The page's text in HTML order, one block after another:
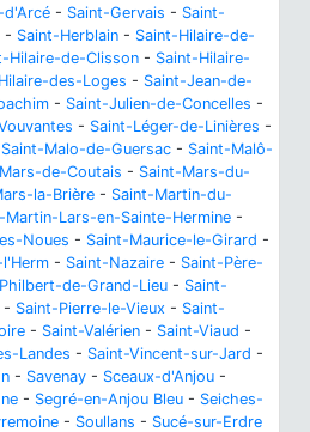
d'Arcé - Saint-Gervais - Saint-
- Saint-Herblain - Saint-Hilaire-de-
Hilaire-de-Clisson - Saint-Hilaire-
des-Loges - Saint-Jean-de-
- Saint-Julien-de-Concelles -
- Saint-Léger-de-Linières -
Saint-Malo-de-Guersac - Saint-Malô-
de-Coutais - Saint-Mars-du-
la-Brière - Saint-Martin-du-
Martin-Lars-en-Sainte-Hermine -
Noues - Saint-Maurice-le-Girard -
- Saint-Nazaire - Saint-Père-
de-Grand-Lieu - Saint-
- Saint-Pierre-le-Vieux - Saint-
- Saint-Valérien - Saint-Viaud -
Landes - Saint-Vincent-sur-Jard -
- Savenay - Sceaux-d'Anjou -
- Segré-en-Anjou Bleu - Seiches-
- Soullans - Sucé-sur-Erdre